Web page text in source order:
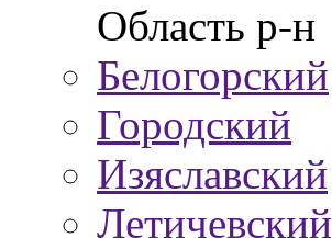
Область р-н
Белогорский
Городский
Изяславский
Летичевский